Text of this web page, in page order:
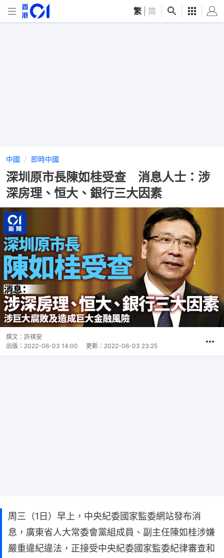
繁 简
中國 即時中國
深圳原市長陳如桂受查 消息人士：涉
深房理、恒大、銀行三大因素
撰文： 許祺安
出版： 2022-06-03 14:00 更新： 2022-06-03 23:25
周三（1日）早上，中央紀委國家監委網站發布消
息，廣東省人大常委會黨組成員、副主任陳如桂涉嫌
嚴重違紀違法，正接受中央紀委國家監委紀律審查和